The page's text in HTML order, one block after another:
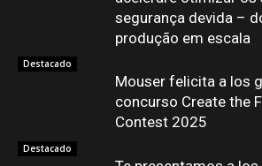
segurança devida –
produção em escala
Destacado
Mouser felicita a los
concurso Create the
Contest 2025
Destacado